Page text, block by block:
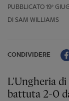
PUBBLICATO 19º
DI SAM WILLIAMS
CONDIVIDERE
L'Ungheria di Dominik Szoboszlai è stata
battuta 2-0